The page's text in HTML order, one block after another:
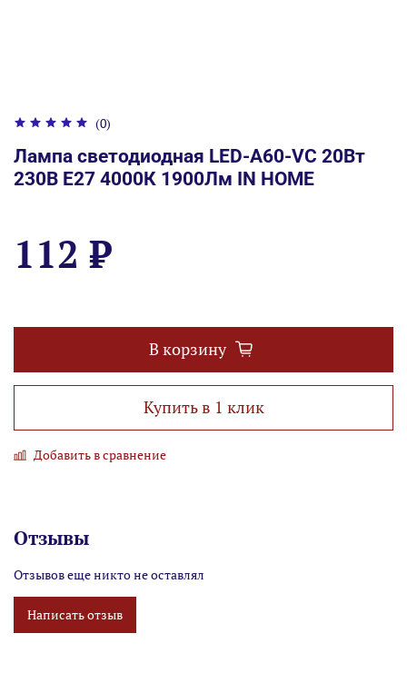
(0)
Лампа светодиодная LED-A60-VC 20Вт
230В Е27 4000К 1900Лм IN HOME
112 ₽
В корзину
Купить в 1 клик
Добавить в сравнение
Отзывы
Отзывов еще никто не оставлял
Написать отзыв